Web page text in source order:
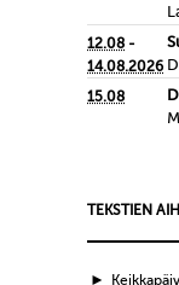
12.08 -
14.08.2026
15.08
TEKSTIEN
►